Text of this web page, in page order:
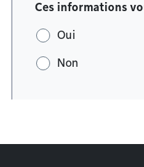
Ces informations
Oui
Non